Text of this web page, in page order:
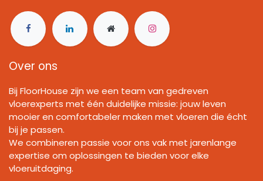
Over ons
Bij FloorHouse zijn we een team van gedreven
vloerexperts met één duidelijke missie: jouw leven
mooier en comfortabeler maken met vloeren die écht
bij je passen.
We combineren passie voor ons vak met jarenlange
expertise om oplossingen te bieden voor elke
vloeruitdaging.